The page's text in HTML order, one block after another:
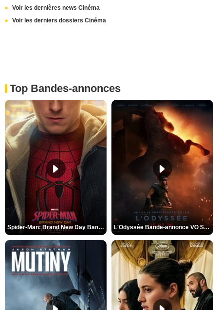
Voir les dernières news Cinéma
Voir les derniers dossiers Cinéma
Top Bandes-annonces
Spider-Man: Brand New Day Bande-annonce VO STFR L'Odyssée Bande-annonce VO STFR